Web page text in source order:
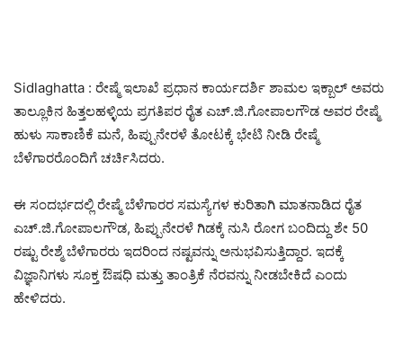
Sidlaghatta : ರೇಷ್ಮೆ ಇಲಾಖೆ ಪ್ರಧಾನ ಕಾರ್ಯದರ್ಶಿ ಶಾಮಲ ಇಕ್ಬಾಲ್ ಅವರು
ತಾಲ್ಲೂಕಿನ ಹಿತ್ತಲಹಳ್ಳಿಯ ಪ್ರಗತಿಪರ ರೈತ ಎಚ್.ಜಿ.ಗೋಪಾಲಗೌಡ ಅವರ ರೇಷ್ಮೆ
ಹುಳು ಸಾಕಾಣಿಕೆ ಮನೆ, ಹಿಪ್ಪುನೇರಳೆ ತೋಟಕ್ಕೆ ಭೇಟಿ ನೀಡಿ ರೇಷ್ಮೆ
ಬೆಳೆಗಾರರೊಂದಿಗೆ ಚರ್ಚಿಸಿದರು.
ಈ ಸಂದರ್ಭದಲ್ಲಿ ರೇಷ್ಮೆ ಬೆಳೆಗಾರರ ಸಮಸ್ಯೆಗಳ ಕುರಿತಾಗಿ ಮಾತನಾಡಿದ ರೈತ
ಎಚ್.ಜಿ.ಗೋಪಾಲಗೌಡ, ಹಿಪ್ಪುನೇರಳೆ ಗಿಡಕ್ಕೆ ನುಸಿ ರೋಗ ಬಂದಿದ್ದು ಶೇ 50
ರಷ್ಟು ರೇಶ್ಮೆ ಬೆಳೆಗಾರರು ಇದರಿಂದ ನಷ್ಟವನ್ನು ಅನುಭವಿಸುತ್ತಿದ್ದಾರ. ಇದಕ್ಕೆ
ವಿಜ್ಞಾನಿಗಳು ಸೂಕ್ತ ಔಷಧಿ ಮತ್ತು ತಾಂತ್ರಿಕೆ ನೆರವನ್ನು ನೀಡಬೇಕಿದೆ ಎಂದು
ಹೇಳಿದರು.